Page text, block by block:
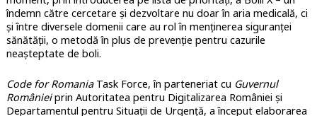
îndemn către cercetare și dezvoltare nu doar în aria medicală, ci
și între diversele domenii care au rol în menținerea siguranței
sănătății, o metodă în plus de prevenție pentru cazurile
neașteptate de boli.
Code for RomaniaTask Force, în parteneriat cu Guvernul
Românieiprin Autoritatea pentru Digitalizarea României și
Departamentul pentru Situații de Urgență, a început elaborarea